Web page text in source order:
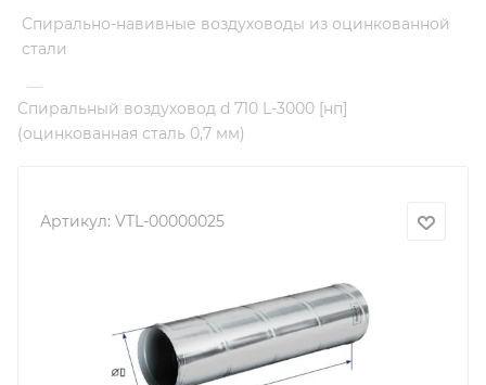
Спирально-навивные воздуховоды из оцинкованной
стали
—
Спиральный воздуховод d 710 L-3000 [нп]
(оцинкованная сталь 0,7 мм)
Артикул: VTL-00000025